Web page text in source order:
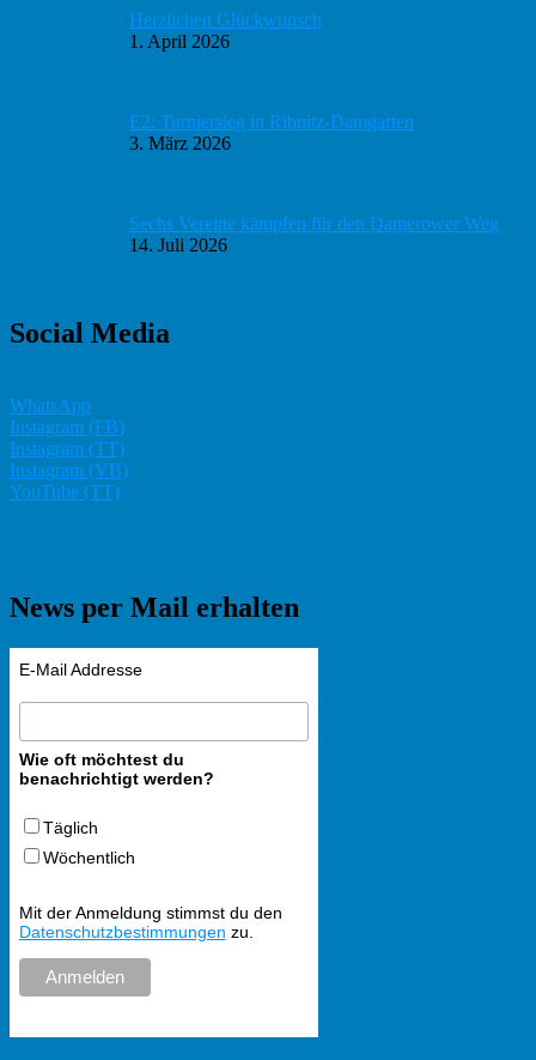
Herzlichen Glückwunsch
1. April 2026
E2: Turniersieg in Ribnitz-Damgarten
3. März 2026
Sechs Vereine kämpfen für den Damerower Weg
14. Juli 2026
Social Media
WhatsApp
Instagram (FB)
Instagram (TT)
Instagram (VB)
YouTube (TT)
News per Mail erhalten
E-Mail Addresse
Wie oft möchtest du
benachrichtigt werden?
Täglich
Wöchentlich
Mit der Anmeldung stimmst du den
Datenschutzbestimmungen zu.